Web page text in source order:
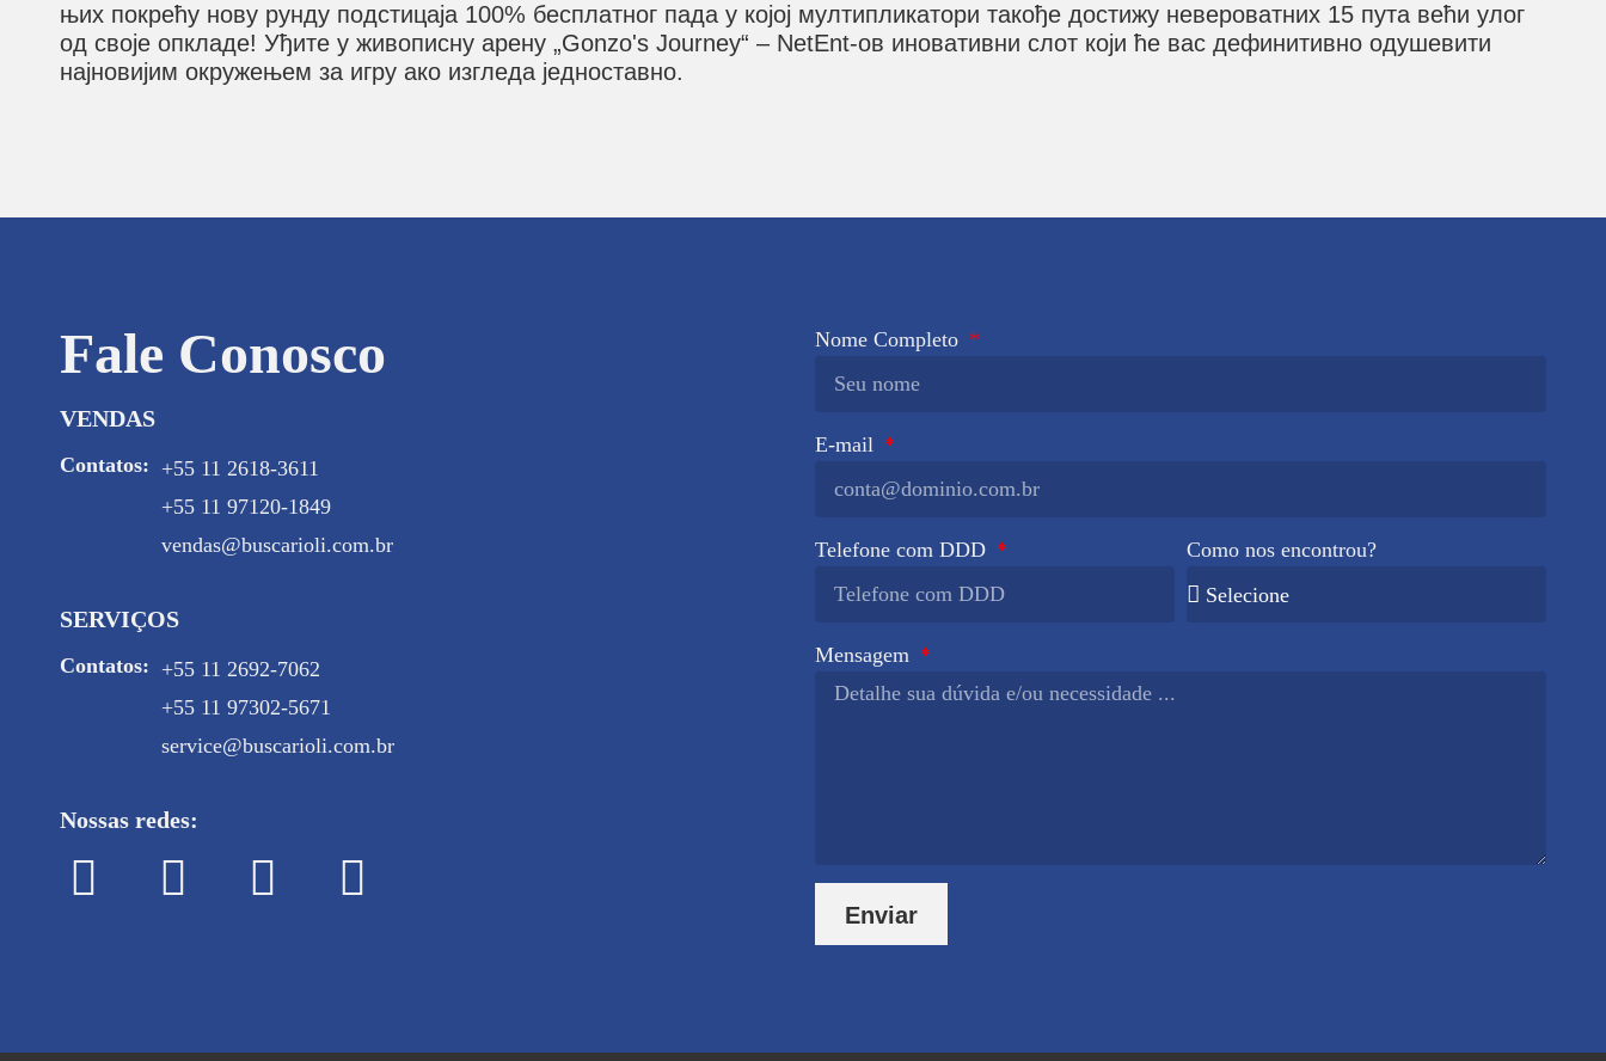
њих покрећу нову рунду подстицаја 100% бесплатног пада у којој мултипликатори такође достижу невероватних 15 пута већи улог
од своје опкладе! Уђите у живописну арену „Gonzo's Journey“ – NetEnt-ов иновативни слот који ће вас дефинитивно одушевити
најновијим окружењем за игру ако изгледа једноставно.
Fale Conosco
VENDAS
Contatos: +55 11 2618-3611
+55 11 97120-1849
vendas@buscarioli.com.br
SERVIÇOS
Contatos: +55 11 2692-7062
+55 11 97302-5671
service@buscarioli.com.br
Nossas redes:
Nome Completo
E-mail
Telefone com DDD Como nos encontrou?
Mensagem
Enviar